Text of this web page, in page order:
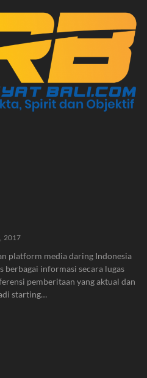
2017
platform media daring Indonesia
berbagai informasi secara lugas
pemberitaan yang aktual dan
starting…